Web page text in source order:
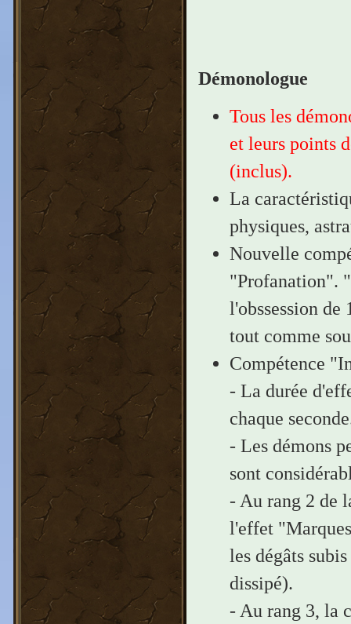
Démonologue
Tous les
et leurs points
(inclus).
La
physiques,
Nouvelle
"Profanation".
l'obssession de
tout comme
Compétence
- La durée
chaque
- Les démons
sont
- Au rang 2 de
l'effet
les dégâts
dissipé).
- Au rang 3, la